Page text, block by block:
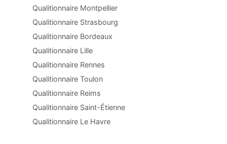
Qualitionnaire Montpellier
Qualitionnaire Strasbourg
Qualitionnaire Bordeaux
Qualitionnaire Lille
Qualitionnaire Rennes
Qualitionnaire Toulon
Qualitionnaire Reims
Qualitionnaire Saint-Étienne
Qualitionnaire Le Havre